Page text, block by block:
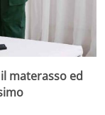
materasso ed